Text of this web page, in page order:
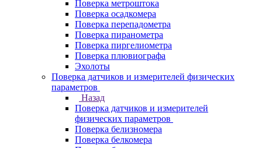
Поверка метроштока
Поверка осадкомера
Поверка перепадометра
Поверка пиранометра
Поверка пиргелиометра
Поверка плювиографа
Эхолоты
Поверка датчиков и измерителей физических
параметров
Назад
Поверка датчиков и измерителей
физических параметров
Поверка белизномера
Поверка белкомера